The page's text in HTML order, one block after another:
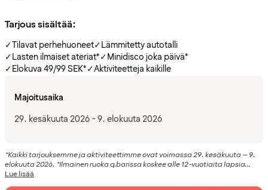
Tarjous sisältää:
✓Tilavat perhehuoneet✓Lämmitetty autotalli
✓Lasten ilmaiset ateriat*✓Minidisco joka päivä*
✓Elokuva 49/99 SEK*✓Aktiviteetteja kaikille
Majoitusaika
29. kesäkuuta 2026 - 9. elokuuta 2026
*Kaikki tarjouksemme ja aktiviteettimme ovat voimassa 29. kesäkuuta – 9.
elokuuta 2026. *Ilmainen ruoka q.barissa koskee alle 12-vuotiaita lapsia...
Lue lisää